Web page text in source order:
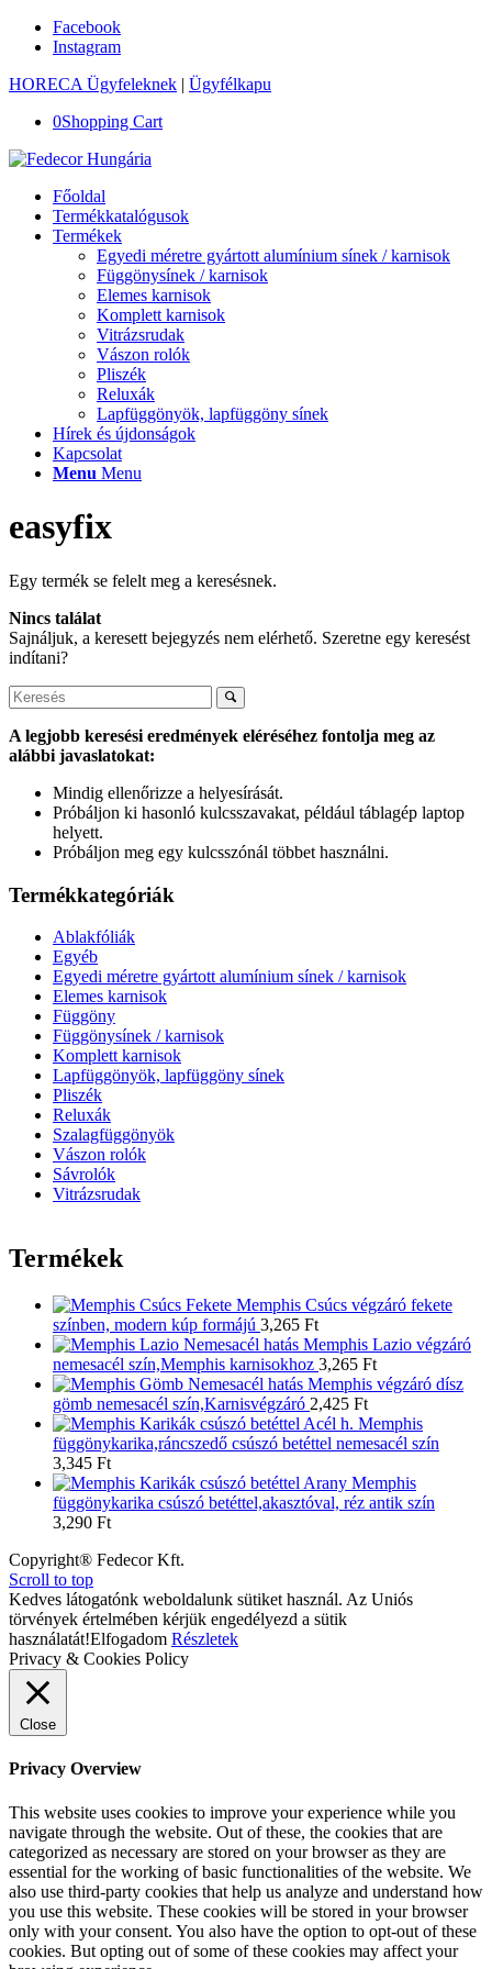
Facebook
Instagram
HORECA Ügyfeleknek | Ügyfélkapu
0Shopping Cart
Főoldal
Termékkatalógusok
Termékek
Egyedi méretre gyártott alumínium sínek / karnisok
Függönysínek / karnisok
Elemes karnisok
Komplett karnisok
Vitrázsrudak
Vászon rolók
Pliszék
Reluxák
Lapfüggönyök, lapfüggöny sínek
Hírek és újdonságok
Kapcsolat
Menu Menu
easyfix
Egy termék se felelt meg a keresésnek.
Nincs találat
Sajnáljuk, a keresett bejegyzés nem elérhető. Szeretne egy keresést
indítani?
A legjobb keresési eredmények eléréséhez fontolja meg az
alábbi javaslatokat:
Mindig ellenőrizze a helyesírását.
Próbáljon ki hasonló kulcsszavakat, például táblagép laptop
helyett.
Próbáljon meg egy kulcsszónál többet használni.
Termékkategóriák
Ablakfóliák
Egyéb
Egyedi méretre gyártott alumínium sínek / karnisok
Elemes karnisok
Függöny
Függönysínek / karnisok
Komplett karnisok
Lapfüggönyök, lapfüggöny sínek
Pliszék
Reluxák
Szalagfüggönyök
Vászon rolók
Sávrolók
Vitrázsrudak
Termékek
Memphis Csúcs végzáró fekete
színben, modern kúp formájú 3,265 Ft
Memphis Lazio végzáró
nemesacél szín,Memphis karnisokhoz 3,265 Ft
Memphis végzáró dísz
gömb nemesacél szín,Karnisvégzáró 2,425 Ft
Memphis
függönykarika,ráncszedő csúszó betéttel nemesacél szín
3,345 Ft
Memphis
függönykarika csúszó betéttel,akasztóval, réz antik szín
3,290 Ft
Copyright® Fedecor Kft.
Scroll to top
Kedves látogatónk weboldalunk sütiket használ. Az Uniós
törvények értelmében kérjük engedélyezd a sütik
használatát!Elfogadom Részletek
Privacy & Cookies Policy
Close
Privacy Overview
This website uses cookies to improve your experience while you
navigate through the website. Out of these, the cookies that are
categorized as necessary are stored on your browser as they are
essential for the working of basic functionalities of the website. We
also use third-party cookies that help us analyze and understand how
you use this website. These cookies will be stored in your browser
only with your consent. You also have the option to opt-out of these
cookies. But opting out of some of these cookies may affect your